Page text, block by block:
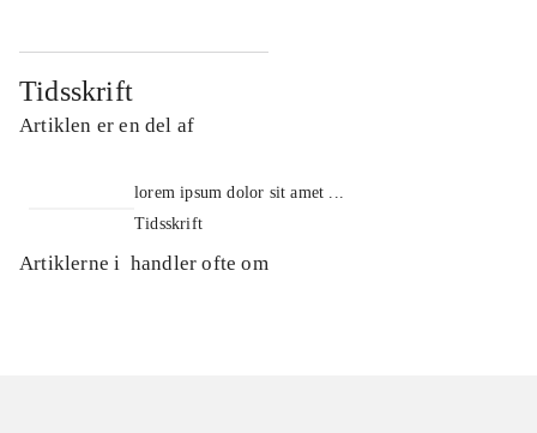
Tidsskrift
Artiklen er en del af
lorem ipsum dolor sit amet ...
Tidsskrift
Artiklerne i handler ofte om